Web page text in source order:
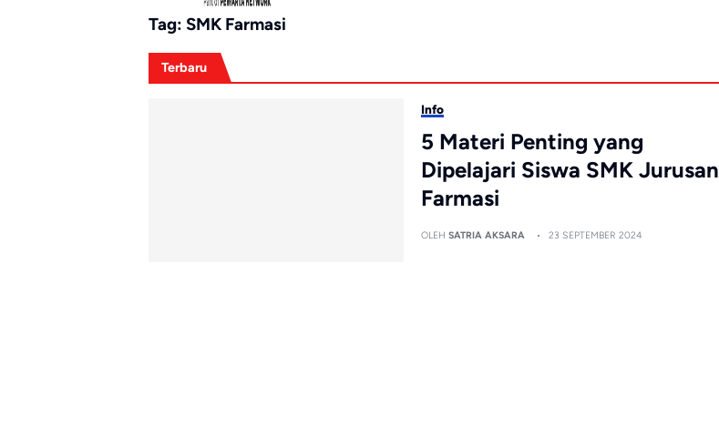
Tag: SMK Farmasi
Terbaru
Info
5 Materi Penting yang
Dipelajari Siswa SMK Jurusan
Farmasi
OLEHSATRIA AKSARA 23 SEPTEMBER 2024